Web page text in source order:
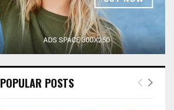
POPULAR POSTS